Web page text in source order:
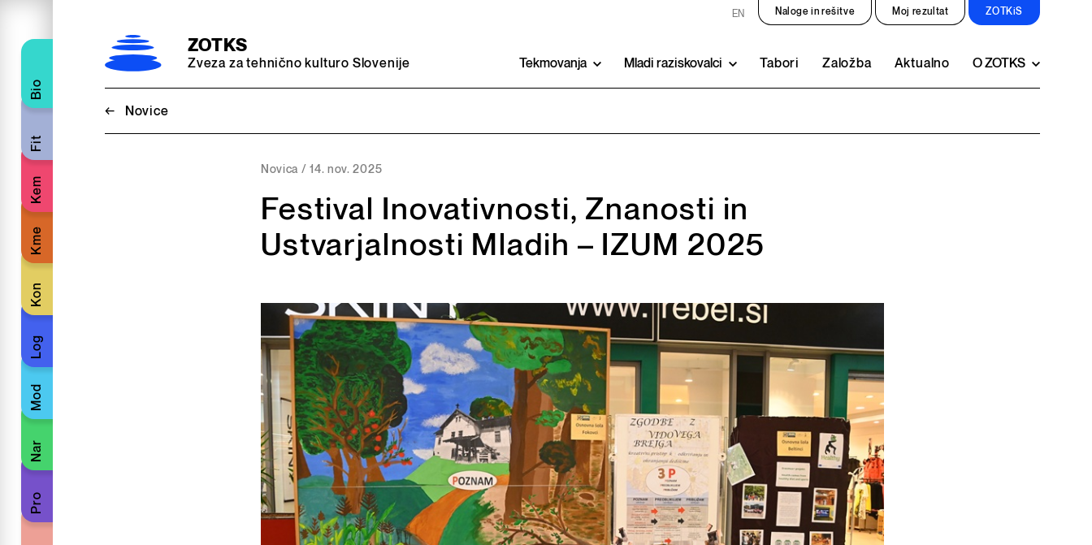
Bio
Fit
Kem
Kme
Kon
Log
Mod
Nar
Pro
EN Naloge in rešitve Moj rezultat ZOTKiS
ZOTKS
Zveza za tehnično kulturo Slovenije Tekmovanja Mladi raziskovalci Tabori Založba Aktualno O ZOTKS
← Novice
Novica /14. nov. 2025
Festival Inovativnosti, Znanosti in
Ustvarjalnosti Mladih – IZUM 2025